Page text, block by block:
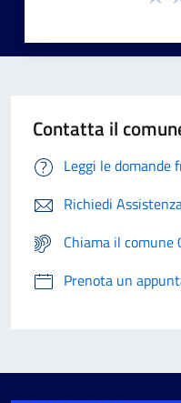
Contatta il
Leggi le domande
Richiedi
Chiama il
Prenota un